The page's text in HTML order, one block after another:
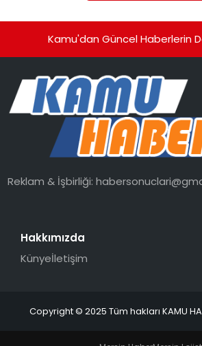
Kamu'dan Güncel Haberlerin
Reklam & İşbirliği:
Hakkımızda
Künyeİletişim
Copyright © 2025 Tüm hakları KAMU